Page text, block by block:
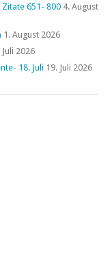
Zitate 651- 800 4. August
1. August 2026
Juli 2026
18. Juli 19. Juli 2026